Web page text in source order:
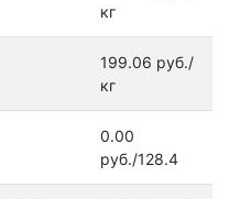
кг
199.06 руб./
кг
0.00
руб./128.4